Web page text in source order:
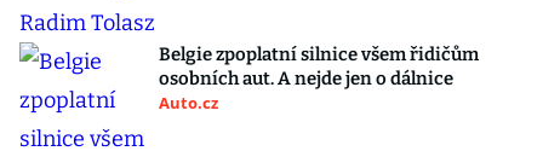
Belgie zpoplatní silnice všem řidičům
osobních aut. A nejde jen o dálnice
Auto.cz